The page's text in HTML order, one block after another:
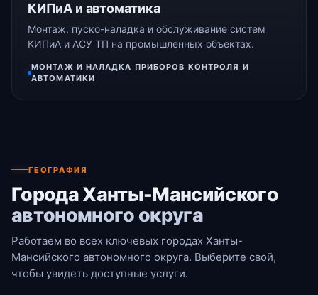
КИПиА и автоматика
Монтаж, пуско-наладка и обслуживание систем
КИПиА и АСУ ТП на промышленных объектах.
МОНТАЖ И НАЛАДКА ПРИБОРОВ КОНТРОЛЯ И
АВТОМАТИКИ
ГЕОГРАФИЯ
Города Ханты-Мансийского
автономного округа
Работаем во всех ключевых городах Ханты-
Мансийского автономного округа. Выберите свой,
чтобы увидеть доступные услуги.